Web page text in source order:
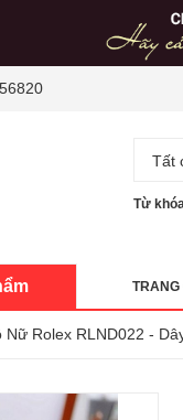
Tất
Từ
TRANG
Nữ Rolex RLND022 -